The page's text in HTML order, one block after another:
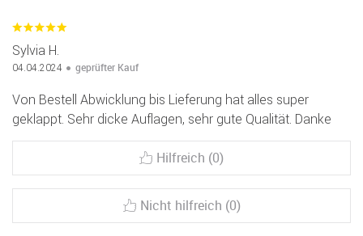
Sylvia H.
04.04.2024 geprüfter Kauf
Von Bestell Abwicklung bis Lieferung hat alles super
geklappt. Sehr dicke Auflagen, sehr gute Qualität. Danke
Hilfreich (0)
Nicht hilfreich (0)